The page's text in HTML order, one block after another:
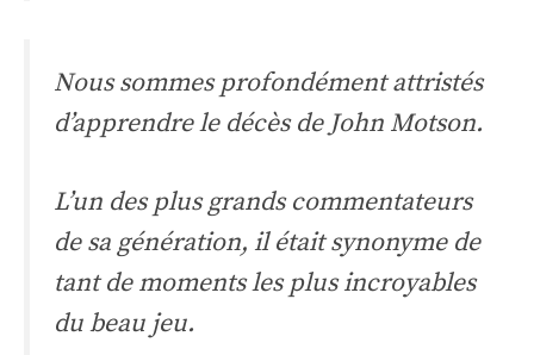
Nous sommes profondément attristés
d’apprendre le décès de John Motson.
L’un des plus grands commentateurs
de sa génération, il était synonyme de
tant de moments les plus incroyables
du beau jeu.